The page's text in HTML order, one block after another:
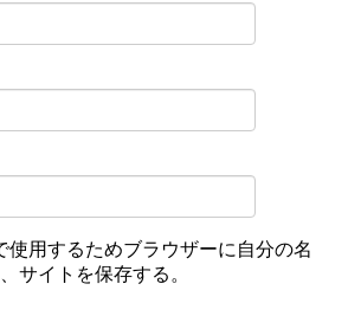
使用するためブラウザーに自分の名
サイトを保存する。